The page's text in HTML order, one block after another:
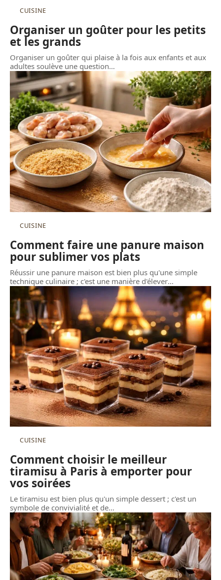
CUISINE
Organiser un goûter pour les petits
et les grands
Organiser un goûter qui plaise à la fois aux enfants et aux
adultes soulève une question…
CUISINE
Comment faire une panure maison
pour sublimer vos plats
Réussir une panure maison est bien plus qu'une simple
technique culinaire ; c'est une manière d'élever…
CUISINE
Comment choisir le meilleur
tiramisu à Paris à emporter pour
vos soirées
Le tiramisu est bien plus qu'un simple dessert ; c'est un
symbole de convivialité et de…